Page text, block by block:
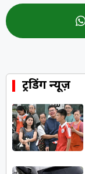
ट्रेंडिंग न्यूज़